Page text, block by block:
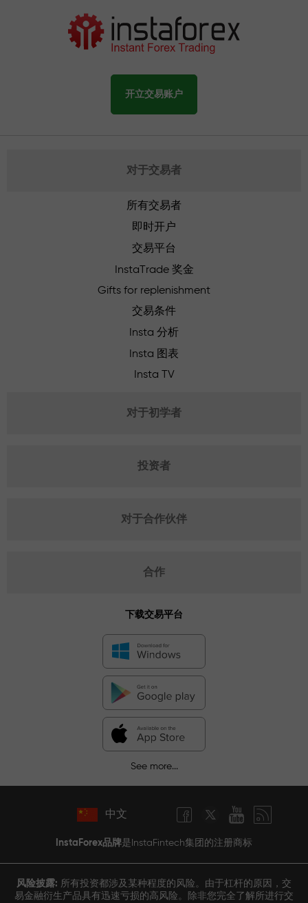
开立交易账户
对于交易者
所有交易者
即时开户
交易平台
InstaTrade 奖金
Gifts for replenishment
交易条件
Insta 分析
Insta 图表
Insta TV
对于初学者
投资者
对于合作伙伴
合作
下载交易平台
See more...
中文
InstaForex品牌是InstaFintech集团的注册商标
风险披露: 所有投资都涉及某种程度的风险。由于杠杆的原因，交
易金融衍生产品具有迅速亏损的高风险。除非您完全了解所进行交